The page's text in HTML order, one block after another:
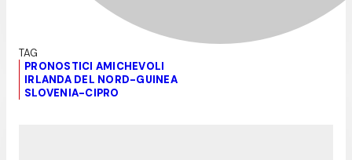
PRONOSTICI AMICHEVOLI
IRLANDA DEL NORD-GUINEA
SLOVENIA-CIPRO